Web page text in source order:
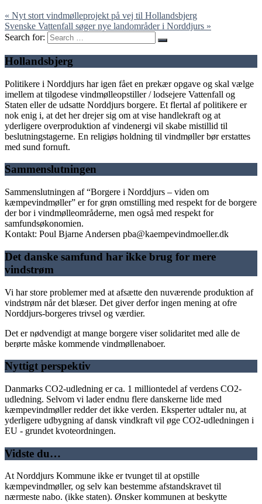
« Nyt stort vindmølleprojekt på vej til Hollandsbjerg
Svenske Vattenfall søger nye landområder i Norddjurs »
Search for:
Hollandsbjerg
Politikere i Norddjurs har igen fået en prekær opgave og skal vælge
imellem at tilgodese vindmølleopstiller / lodsejere Vattenfall og
Staten eller de udsatte Norddjurs borgere. Et flertal af politikere er
nok enig i, at det her drejer sig om at vise handlekraft og at
yderligere overproduktion af vindenergi vil skabe mistillid til
beslutningstagerne. En religiøs holdning til vindmøller bør erstattes
med sund fornuft.
Sammenslutningen
Sammenslutningen af “Borgere i Norddjurs – viden om
kæmpevindmøller” er for grøn omstilling med respekt for de borgere
der bor i vindmølleområderne, men også med respekt for
samfundsøkonomien.
Kontakt: Poul Bjarne Andersen pba@kaempevindmoeller.dk
Det danske samfund har ikke brug for mere
vindstrøm
Vi har store problemer med at afsætte den nuværende produktion af
vindstrøm når det blæser. Det giver derfor ingen mening at ofre
Norddjurs-borgeres trivsel og værdier.
Det er nødvendigt at mange borgere viser solidaritet med alle de
berørte måske kommende vindmøllenaboer.
Nyttigt perspektiv
Danmarks CO2-udledning er ca. 1 milliontedel af verdens CO2-
udledning. Selvom vi lader endnu flere danskerne lide med
kæmpevindmøller redder det ikke verden. Eksperter udtaler nu, at
yderligere udbygning af dansk vindkraft vil øge CO2-udledningen i
EU - grundet kvoteordningen.
Vidste du…
At Norddjurs Kommune ikke er tvunget til at opstille
kæmpevindmøller, og selv kan bestemme afstandskravet til
nærmeste nabo. (ikke staten). Ønsker kommunen at beskytte